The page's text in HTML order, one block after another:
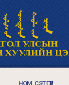
НОМ, СЭТГҮҮЛ